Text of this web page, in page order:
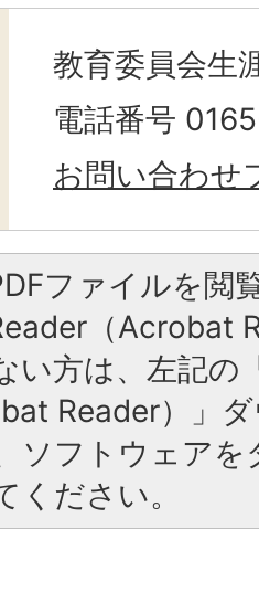
教育委員会生
電話番号
お問い合わせ
ファイルを閲
（Acrobat
い方は、左記の
Reader）」
ソフトウェア
ください。